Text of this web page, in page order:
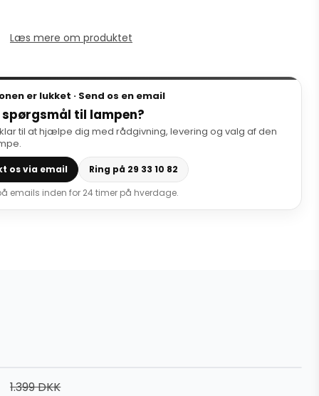
Læs mere om produktet
er lukket · Send os en email
spørgsmål til lampen?
til at hjælpe dig med rådgivning, levering og valg af den
os via email
Ring på 29 33 10 82
emails inden for 24 timer på hverdage.
1.399 DKK